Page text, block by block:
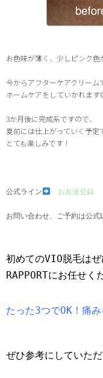
お色味が薄く、少しピンク
今からアフターケアクリーム
ホームケアをしていかれま
3か月後に完成系ですので、
夏前には仕上がっていく予定
とても楽しみです！
公式ライン お友達登録
お問い合わせ、ご予約は公式
初めてのVIO脱毛はぜ
RAPPORTにお任せく
たった3つでOK！痛
ぜひ参考にしていた